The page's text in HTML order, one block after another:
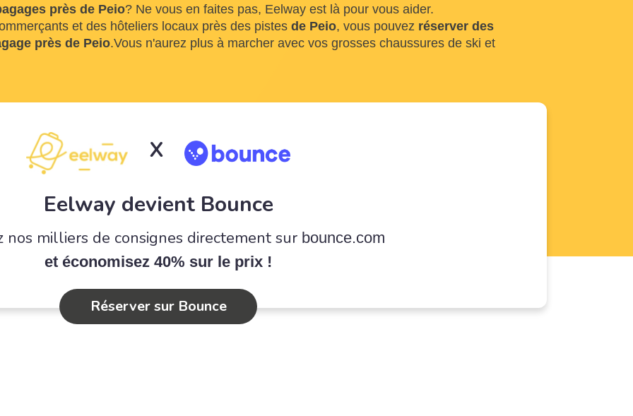
près de Peio? Ne vous en faites pas, Eelway est là pour vous aider.
et des hôteliers locaux près des pistes de Peio, vous pouvez réserver des
près de Peio.Vous n'aurez plus à marcher avec vos grosses chaussures de ski et
X
Eelway devient Bounce
nos milliers de consignes directement sur bounce.com
et économisez 40% sur le prix !
Réserver sur Bounce